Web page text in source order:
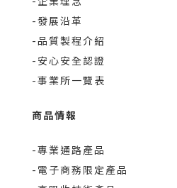
-發展沿革
-品質製程介紹
-安心安全認證
-事業所一覽表
商品情報
-專業通路產品
-電子商務限定產品